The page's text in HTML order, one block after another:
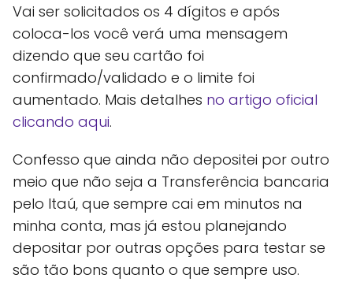
Vai ser solicitados os 4 dígitos e após
coloca-los você verá uma mensagem
dizendo que seu cartão foi
confirmado/validado e o limite foi
aumentado. Mais detalhes no artigo oficial
clicando aqui.
Confesso que ainda não depositei por outro
meio que não seja a Transferência bancaria
pelo Itaú, que sempre cai em minutos na
minha conta, mas já estou planejando
depositar por outras opções para testar se
são tão bons quanto o que sempre uso.